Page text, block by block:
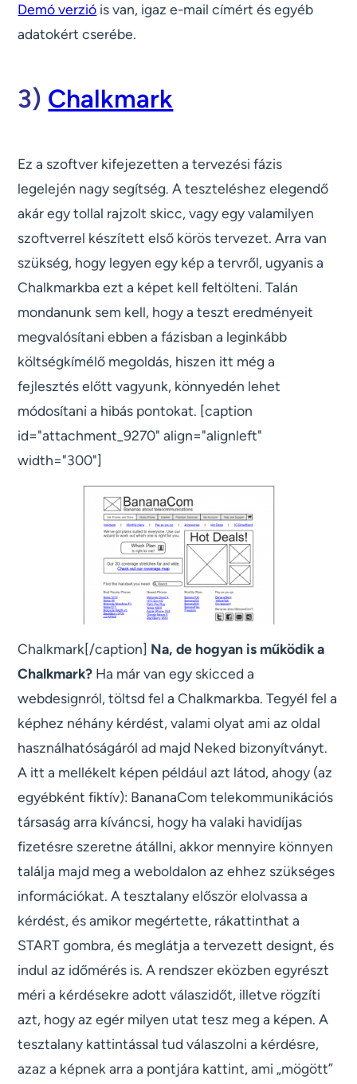
Demó verzió is van, igaz e-mail címért és egyéb
adatokért cserébe.
3) Chalkmark
Ez a szoftver kifejezetten a tervezési fázis
legelején nagy segítség. A teszteléshez elegendő
akár egy tollal rajzolt skicc, vagy egy valamilyen
szoftverrel készített első körös tervezet. Arra van
szükség, hogy legyen egy kép a tervről, ugyanis a
Chalkmarkba ezt a képet kell feltölteni. Talán
mondanunk sem kell, hogy a teszt eredményeit
megvalósítani ebben a fázisban a leginkább
költségkímélő megoldás, hiszen itt még a
fejlesztés előtt vagyunk, könnyedén lehet
módosítani a hibás pontokat. [caption
id="attachment_9270" align="alignleft"
width="300"]
Chalkmark[/caption] Na, de hogyan is működik a
Chalkmark? Ha már van egy skicced a
webdesignról, töltsd fel a Chalkmarkba. Tegyél fel a
képhez néhány kérdést, valami olyat ami az oldal
használhatóságáról ad majd Neked bizonyítványt.
A itt a mellékelt képen például azt látod, ahogy (az
egyébként fiktív): BananaCom telekommunikációs
társaság arra kíváncsi, hogy ha valaki havidíjas
fizetésre szeretne átállni, akkor mennyire könnyen
találja majd meg a weboldalon az ehhez szükséges
információkat. A tesztalany először elolvassa a
kérdést, és amikor megértette, rákattinthat a
START gombra, és meglátja a tervezett designt, és
indul az időmérés is. A rendszer eközben egyrészt
méri a kérdésekre adott válaszidőt, illetve rögzíti
azt, hogy az egér milyen utat tesz meg a képen. A
tesztalany kattintással tud válaszolni a kérdésre,
azaz a képnek arra a pontjára kattint, ami „mögött”